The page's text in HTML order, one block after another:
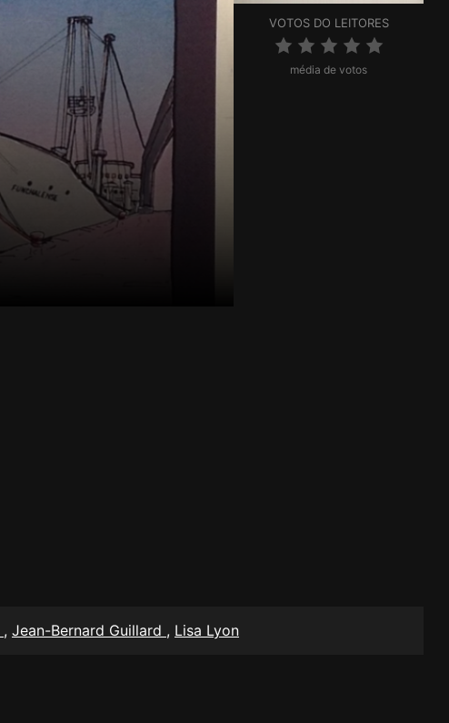
VOTOS DO LEITORES
média de votos
, Jean-Bernard Guillard , Lisa Lyon